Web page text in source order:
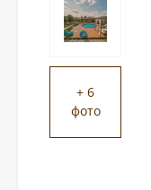
+ 6
фото